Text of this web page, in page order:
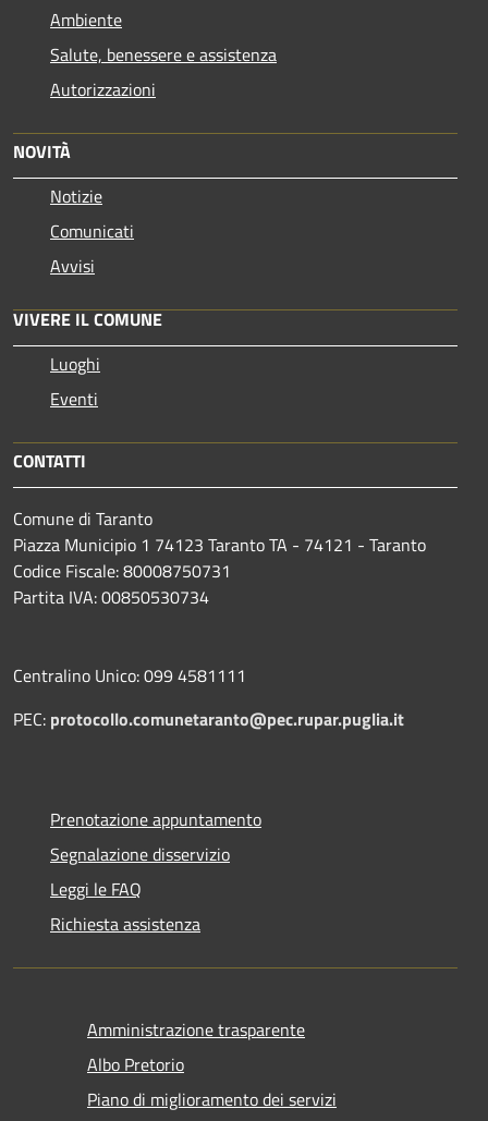
Ambiente
Salute, benessere e assistenza
Autorizzazioni
NOVITÀ
Notizie
Comunicati
Avvisi
VIVERE IL COMUNE
Luoghi
Eventi
CONTATTI
Comune di Taranto
Piazza Municipio 1 74123 Taranto TA - 74121 - Taranto
Codice Fiscale: 80008750731
Partita IVA: 00850530734
Centralino Unico: 099 4581111
PEC: protocollo.comunetaranto@pec.rupar.puglia.it
Prenotazione appuntamento
Segnalazione disservizio
Leggi le FAQ
Richiesta assistenza
Amministrazione trasparente
Albo Pretorio
Piano di miglioramento dei servizi